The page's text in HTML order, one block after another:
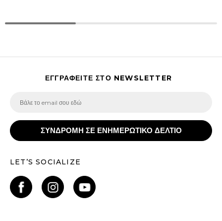
ΕΓΓΡΑΦΕΙΤΕ ΣΤΟ NEWSLETTER
ΣΥΝΔΡΟΜΗ ΣΕ ΕΝΗΜΕΡΩΤΙΚΟ ΔΕΛΤΙΟ
LET’S SOCIALIZE